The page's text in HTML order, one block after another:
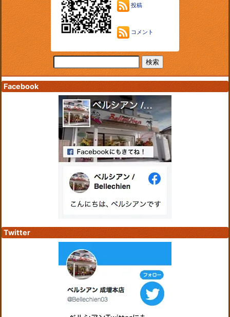
投稿
コメント
Facebook
Twitter